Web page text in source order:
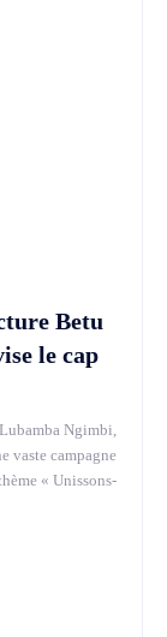
Betu
le cap
Ngimbi,
vaste campagne
« Unissons-